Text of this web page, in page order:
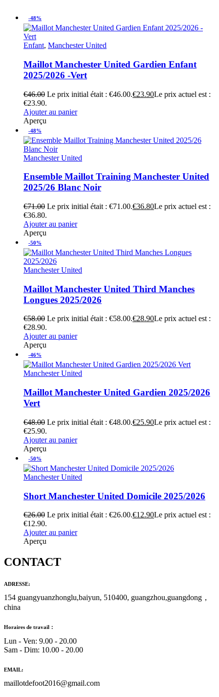
-48%
Enfant, Manchester United
Maillot Manchester United Gardien Enfant
2025/2026 -Vert
€46.00 Le prix initial était : €46.00.€23.90Le prix actuel est :
€23.90.
Ajouter au panier
Aperçu
-48%
Manchester United
Ensemble Maillot Training Manchester United
2025/26 Blanc Noir
€71.00 Le prix initial était : €71.00.€36.80Le prix actuel est :
€36.80.
Ajouter au panier
Aperçu
-50%
Manchester United
Maillot Manchester United Third Manches
Longues 2025/2026
€58.00 Le prix initial était : €58.00.€28.90Le prix actuel est :
€28.90.
Ajouter au panier
Aperçu
-46%
Manchester United
Maillot Manchester United Gardien 2025/2026
Vert
€48.00 Le prix initial était : €48.00.€25.90Le prix actuel est :
€25.90.
Ajouter au panier
Aperçu
-50%
Manchester United
Short Manchester United Domicile 2025/2026
€26.00 Le prix initial était : €26.00.€12.90Le prix actuel est :
€12.90.
Ajouter au panier
Aperçu
CONTACT
ADRESSE:
154 guangyuanzhonglu,baiyun, 510400, guangzhou,guangdong，
china
Horaires de travail：
Lun - Ven: 9.00 - 20.00
Sam - Dim: 10.00 - 20.00
EMAIL:
maillotdefoot2016@gmail.com